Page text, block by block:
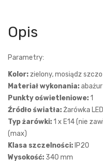
Opis
Parametry:
Kolor: zielony, mosiądz
Materiał wykonania:
Punkty oświetleniowe:1
Źródło światła:Żarówka
Typ żarówki:1 x E14 (nie
(max)
Klasa szczelności: IP20
Wysokość: 340 mm